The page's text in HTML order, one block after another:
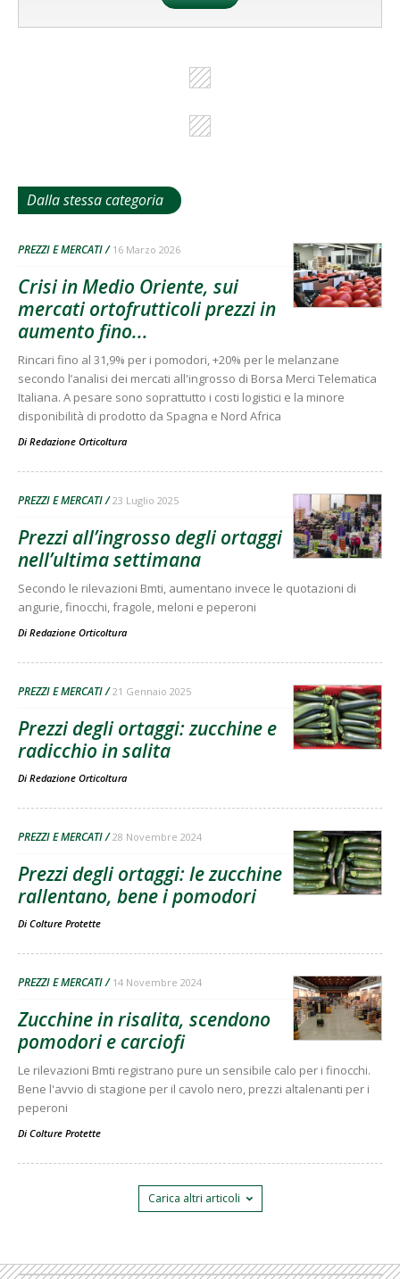
Dalla stessa categoria
PREZZI E MERCATI 16 Marzo 2026
Crisi in Medio Oriente, sui
mercati ortofrutticoli prezzi in
aumento fino...
Rincari fino al 31,9% per i pomodori, +20% per le melanzane
secondo l’analisi dei mercati all'ingrosso di Borsa Merci Telematica
Italiana. A pesare sono soprattutto i costi logistici e la minore
disponibilità di prodotto da Spagna e Nord Africa
Di Redazione Orticoltura
PREZZI E MERCATI 23 Luglio 2025
Prezzi all’ingrosso degli ortaggi
nell’ultima settimana
Secondo le rilevazioni Bmti, aumentano invece le quotazioni di
angurie, finocchi, fragole, meloni e peperoni
Di Redazione Orticoltura
PREZZI E MERCATI 21 Gennaio 2025
Prezzi degli ortaggi: zucchine e
radicchio in salita
Di Redazione Orticoltura
PREZZI E MERCATI 28 Novembre 2024
Prezzi degli ortaggi: le zucchine
rallentano, bene i pomodori
Di Colture Protette
PREZZI E MERCATI 14 Novembre 2024
Zucchine in risalita, scendono
pomodori e carciofi
Le rilevazioni Bmti registrano pure un sensibile calo per i finocchi.
Bene l'avvio di stagione per il cavolo nero, prezzi altalenanti per i
peperoni
Di Colture Protette
Carica altri articoli